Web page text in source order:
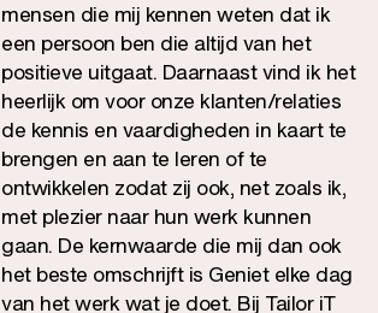
mensen die mij kennen weten dat ik
een persoon ben die altijd van het
positieve uitgaat. Daarnaast vind ik het
heerlijk om voor onze klanten/relaties
de kennis en vaardigheden in kaart te
brengen en aan te leren of te
ontwikkelen zodat zij ook, net zoals ik,
met plezier naar hun werk kunnen
gaan. De kernwaarde die mij dan ook
het beste omschrijft is Geniet elke dag
van het werk wat je doet. Bij Tailor iT